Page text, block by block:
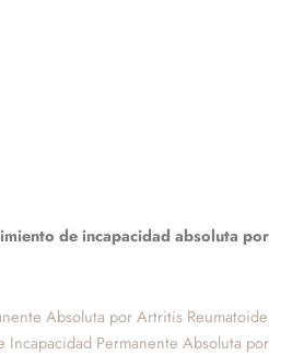
de incapacidad absoluta por
Absoluta por Artritis Reumatoide
Incapacidad Permanente Absoluta por